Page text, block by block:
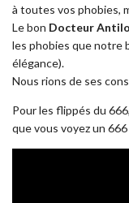
à toutes vos phobies,
Le bon Docteur
les phobies que notre
élégance).
Nous rions de ses
Pour les flippés du
que vous voyez un 666